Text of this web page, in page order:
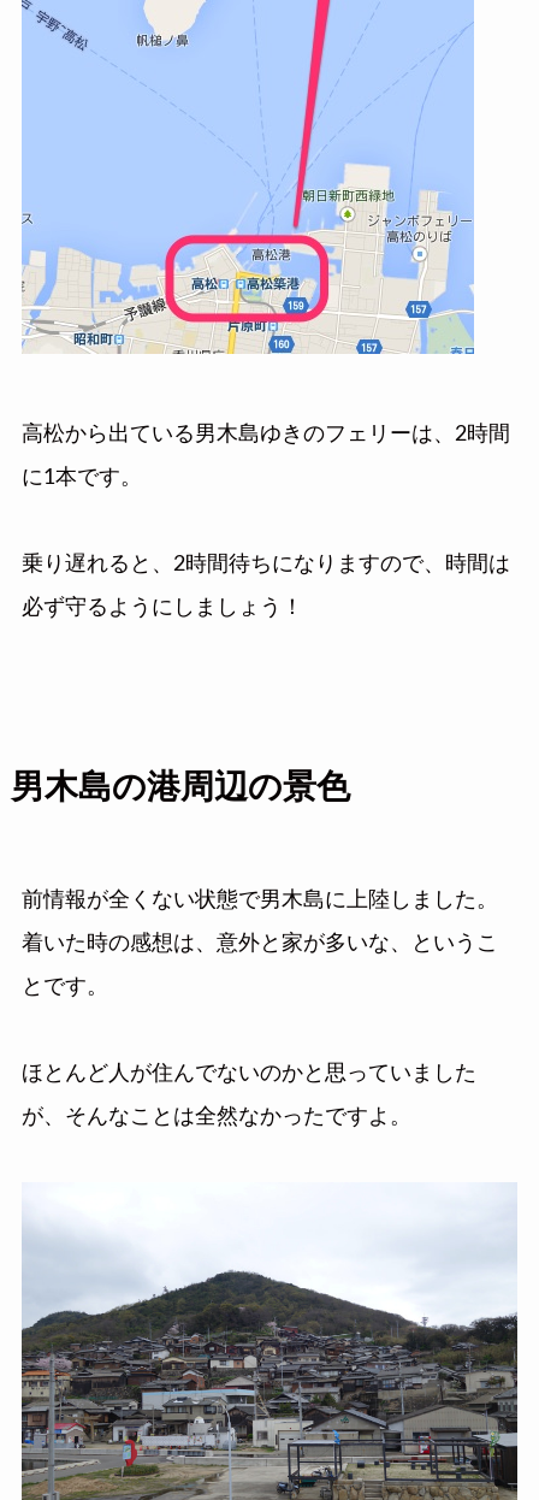
高松から出ている男木島ゆきのフェリーは、2時間
に1本です。
乗り遅れると、2時間待ちになりますので、時間は
必ず守るようにしましょう！
男木島の港周辺の景色
前情報が全くない状態で男木島に上陸しました。
着いた時の感想は、意外と家が多いな、というこ
とです。
ほとんど人が住んでないのかと思っていました
が、そんなことは全然なかったですよ。